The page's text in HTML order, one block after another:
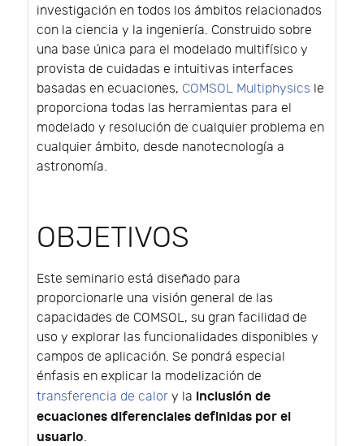
investigación en todos los ámbitos relacionados
con la ciencia y la ingeniería. Construido sobre
una base única para el modelado multifísico y
provista de cuidadas e intuitivas interfaces
basadas en ecuaciones, COMSOL Multiphysics le
proporciona todas las herramientas para el
modelado y resolución de cualquier problema en
cualquier ámbito, desde nanotecnología a
astronomía.
OBJETIVOS
Este seminario está diseñado para
proporcionarle una visión general de las
capacidades de COMSOL, su gran facilidad de
uso y explorar las funcionalidades disponibles y
campos de aplicación. Se pondrá especial
énfasis en explicar la modelización de
transferencia de calor y la inclusión de
ecuaciones diferenciales definidas por el
usuario.